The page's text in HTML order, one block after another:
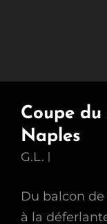
Coupe
Naples
G.L.
Du balcon de
à la